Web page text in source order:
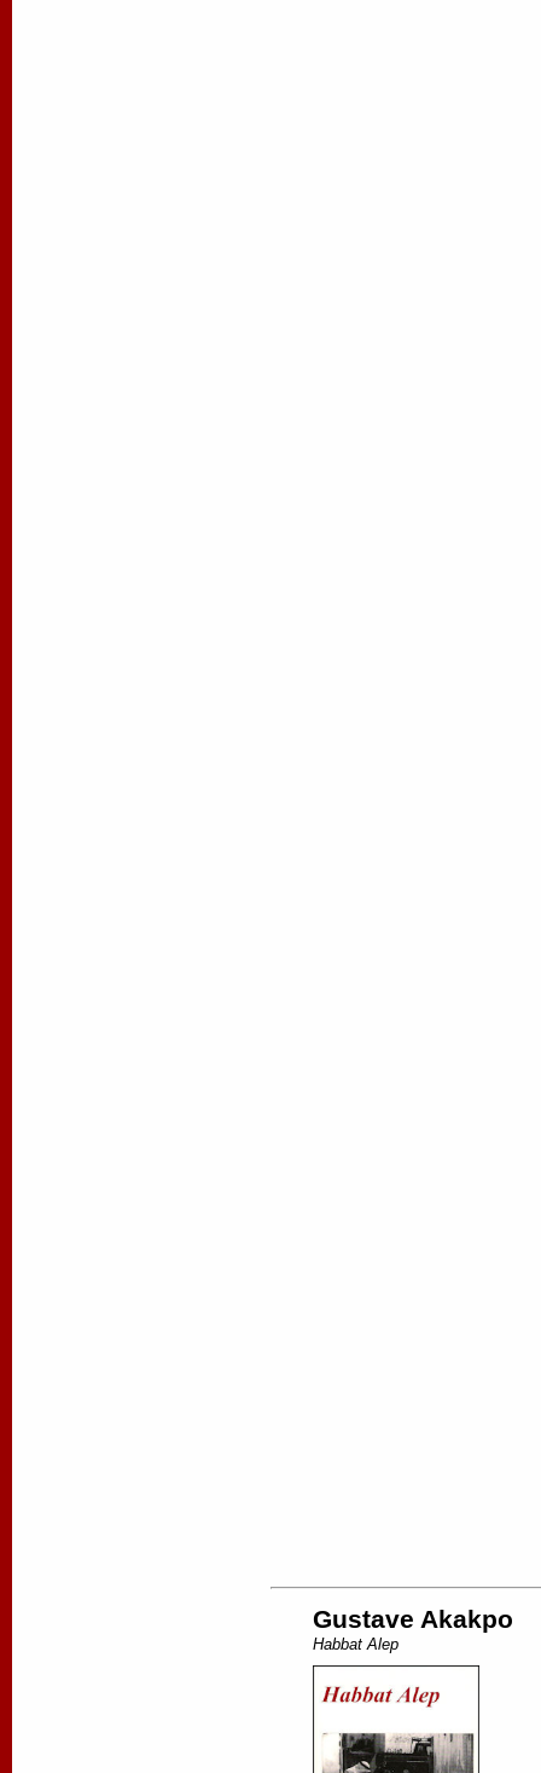
Gustave Akakpo
Habbat Alep